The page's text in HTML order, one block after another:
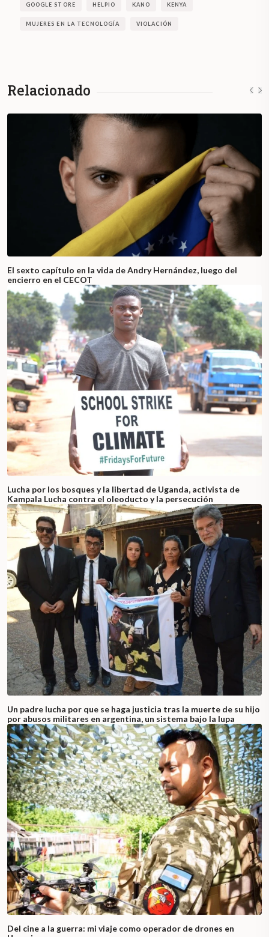
GOOGLE STORE HELPIO KANO KENYA
MUJERES EN LA TECNOLOGÍA VIOLACIÓN
Relacionado
El sexto capítulo en la vida de Andry Hernández, luego del
encierro en el CECOT
Lucha por los bosques y la libertad de Uganda, activista de
Kampala Lucha contra el oleoducto y la persecución
Un padre lucha por que se haga justicia tras la muerte de su hijo
por abusos militares en argentina, un sistema bajo la lupa
Del cine a la guerra: mi viaje como operador de drones en